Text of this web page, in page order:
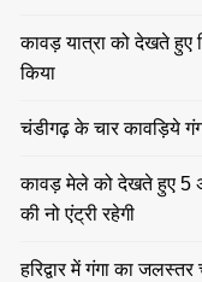
कावड़ यात्रा को देखते हुए
किया
चंडीगढ़ के चार कावड़िये
कावड़ मेले को देखते हुए 5
की नो एंट्री रहेगी
हरिद्वार में गंगा का